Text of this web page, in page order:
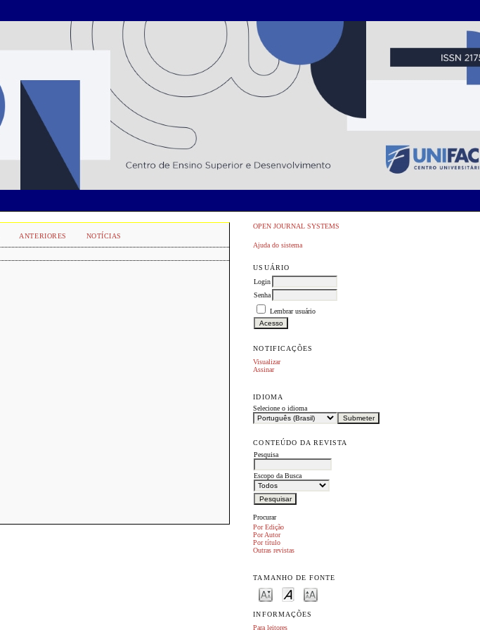
OPEN JOURNAL SYSTEMS
Ajuda do sistema
USUÁRIO
Login
Senha
Lembrar usuário
NOTIFICAÇÕES
Visualizar
Assinar
IDIOMA
Selecione o idioma
CONTEÚDO DA REVISTA
Pesquisa
Escopo da Busca
Procurar
Por Edição
Por Autor
Por título
Outras revistas
TAMANHO DE FONTE
INFORMAÇÕES
Para leitores
ANTERIORES NOTÍCIAS